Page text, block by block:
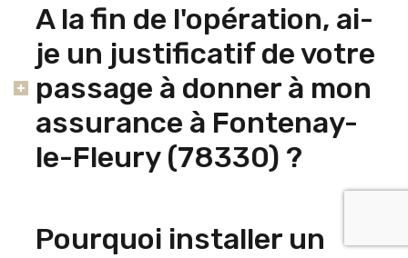
A la fin de l'opération, ai-
je un justificatif de votre
passage à donner à mon
assurance à Fontenay-
le-Fleury (78330) ?
Pourquoi installer un